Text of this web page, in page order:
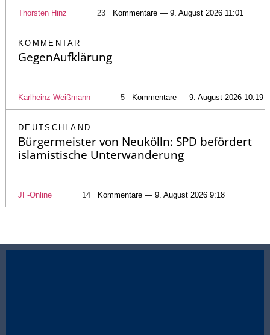
Thorsten Hinz 23 Kommentare — 9. August 2026 11:01
KOMMENTAR
GegenAufklärung
Karlheinz Weißmann 5 Kommentare — 9. August 2026 10:19
DEUTSCHLAND
Bürgermeister von Neukölln: SPD befördert
islamistische Unterwanderung
JF-Online 14 Kommentare — 9. August 2026 9:18